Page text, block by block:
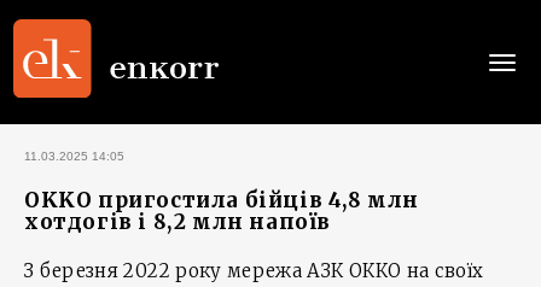
11.03.2025 14:05
OKKO пригостила бійців 4,8 млн
хотдогів і 8,2 млн напоїв
З березня 2022 року мережа АЗК ОККО на своїх